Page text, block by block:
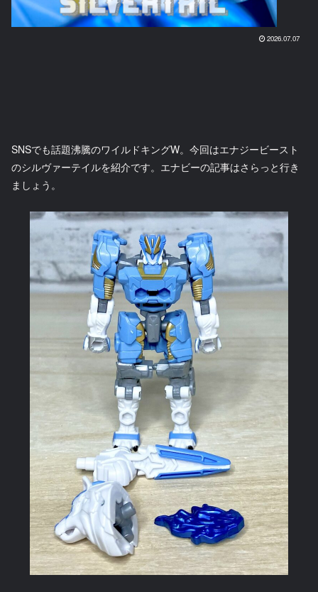
2026.07.07
SNSでも話題沸騰のワイルドキングW。今回はエナジービースト
のシルヴァーテイルを紹介です。エナビーの記事はさらっと行き
ましょう。